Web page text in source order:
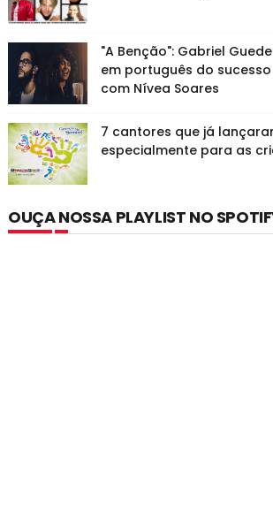
"A Benção": Gabriel
em português do sucesso
com Nívea Soares
7 cantores que já
especialmente para as
OUÇA NOSSA PLAYLIST NO